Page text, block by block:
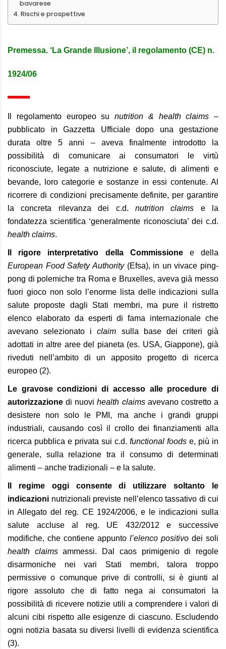
bavarese
Rischi e prospettive
Premessa. ‘La Grande Illusione’, il regolamento (CE) n.
1924/06
Il regolamento europeo su nutrition & health claims –
pubblicato in Gazzetta Ufficiale dopo una gestazione
durata oltre 5 anni – aveva finalmente introdotto la
possibilità di comunicare ai consumatori le virtù
riconosciute, legate a nutrizione e salute, di alimenti e
bevande, loro categorie e sostanze in essi contenute. Al
ricorrere di condizioni precisamente definite, per garantire
la concreta rilevanza dei c.d. nutrition claims e la
fondatezza scientifica ‘generalmente riconosciuta’ dei c.d.
health claims.
Il rigore interpretativo della Commissionee della
European Food Safety Authority(Efsa), in un vivace ping-
pong di polemiche tra Roma e Bruxelles, aveva già messo
fuori gioco non solo l’enorme lista delle indicazioni sulla
salute proposte dagli Stati membri, ma pure il ristretto
elenco elaborato da esperti di fama internazionale che
avevano selezionato iclaim sulla base dei criteri già
adottati in altre aree del pianeta (es. USA, Giappone), già
riveduti nell’ambito di un apposito progetto di ricerca
europeo (2).
Le gravose condizioni di accesso alle procedure di
autorizzazione di nuovihealth claims avevano costretto a
desistere non solo le PMI, ma anche i grandi gruppi
industriali, causando così il crollo dei finanziamenti alla
ricerca pubblica e privata sui c.d. functional foods e, più in
generale, sulla relazione tra il consumo di determinati
alimenti – anche tradizionali – e la salute.
Il regime oggi consente di utilizzare soltanto le
indicazioni nutrizionali previste nell’elenco tassativo di cui
in Allegato del reg. CE 1924/2006, e
le indicazioni sulla
salute accluseal reg. UE 432/2012 e successive
modifiche, che contiene appunto l’elenco positivo dei soli
health claims ammessi. Dal caos primigenio di regole
disarmoniche nei vari Stati membri, talora troppo
permissive o comunque prive di controlli, si è giunti al
rigore assoluto che di fatto nega ai consumatori la
possibilità di ricevere notizie utili a comprendere i valori di
alcuni cibi rispetto alle esigenze di ciascuno. Escludendo
ogni notizia basata su diversi livelli di evidenza scientifica
(3).